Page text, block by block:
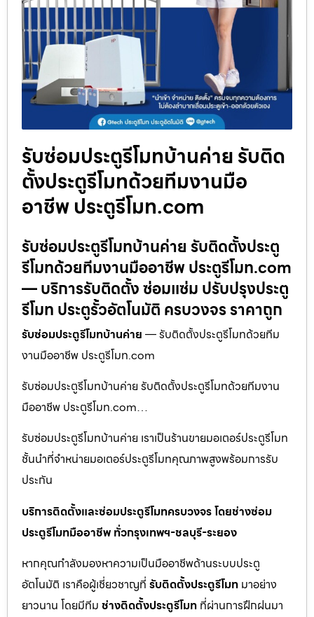
รับซ่อมประตูรีโมทบ้านค่าย รับติด
ตั้งประตูรีโมทด้วยทีมงานมือ
อาชีพ ประตูรีโมท.com
รับซ่อมประตูรีโมทบ้านค่าย รับติดตั้งประตู
รีโมทด้วยทีมงานมืออาชีพ ประตูรีโมท.com
— บริการรับติดตั้ง ซ่อมแซ่ม ปรับปรุงประตู
รีโมท ประตูรั้วอัตโนมัติ ครบวงจร ราคาถูก
รับซ่อมประตูรีโมทบ้านค่าย — รับติดตั้งประตูรีโมทด้วยทีม
งานมืออาชีพ ประตูรีโมท.com
รับซ่อมประตูรีโมทบ้านค่าย รับติดตั้งประตูรีโมทด้วยทีมงาน
มืออาชีพ ประตูรีโมท.com…
รับซ่อมประตูรีโมทบ้านค่าย เราเป็นร้านขายมอเตอร์ประตูรีโมท
ชั้นนำที่จำหน่ายมอเตอร์ประตูรีโมทคุณภาพสูงพร้อมการรับ
ประกัน
บริการติดตั้งและซ่อมประตูรีโมทครบวงจร โดยช่างซ่อม
ประตูรีโมทมืออาชีพ ทั่วกรุงเทพฯ-ชลบุรี-ระยอง
หากคุณกำลังมองหาความเป็นมืออาชีพด้านระบบประตู
อัตโนมัติ เราคือผู้เชี่ยวชาญที่ รับติดตั้งประตูรีโมท มาอย่าง
ยาวนาน โดยมีทีม ช่างติดตั้งประตูรีโมท ที่ผ่านการฝึกฝนมา